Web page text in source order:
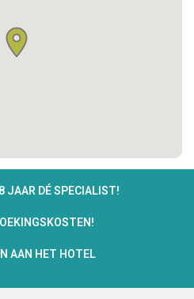
JAAR DÉ SPECIALIST!
AAN HET HOTEL